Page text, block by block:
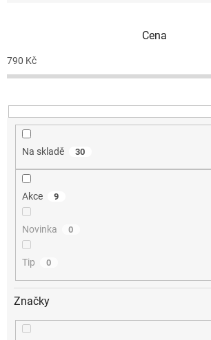
p
r
u
Cena
790 Kč
Na skladě 30
Akce 9
Novinka 0
Tip 0
Značky